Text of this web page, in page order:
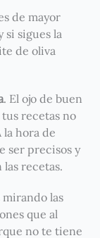
de mayor
si sigues la
de oliva
. El ojo de buen
recetas no
la hora de
ser precisos y
recetas.
mirando las
que al
no te tiene